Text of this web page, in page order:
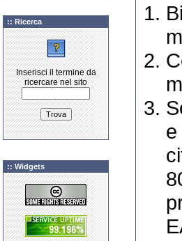
:: Ricerca
Inserisci il termine da
ricercare nel sito
:: Widgets